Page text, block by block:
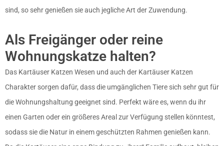
sind, so sehr genießen sie auch jegliche Art der Zuwendung.
Als Freigänger oder reine
Wohnungskatze halten?
Das Kartäuser Katzen Wesen und auch der Kartäuser Katzen
Charakter sorgen dafür, dass die umgänglichen Tiere sich sehr gut für
die Wohnungshaltung geeignet sind. Perfekt wäre es, wenn du ihr
einen Garten oder ein größeres Areal zur Verfügung stellen könntest,
sodass sie die Natur in einem geschützten Rahmen genießen kann.